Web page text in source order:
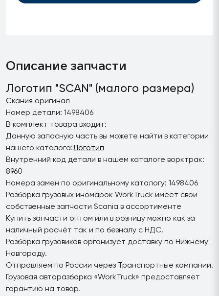
Описание запчасти
Логотип "SCAN" (малого размера)
Скания оригинал
Номер детали: 1498406
В комплект товара входит:
Данную запасную часть вы можете найти в категории
нашего каталога:Логотип
Внутренний код детали в нашем каталоге ворктрак:
8960
Номера замен по оригинальному каталогу: 1498406
Разборка грузовых иномарок WorkTruck имеет свои
собственные запчасти Scania в ассортименте
Купить запчасти оптом или в розницу можно как за
наличный расчёт так и по безналу с НДС.
Разборка грузовиков организует доставку по Нижнему
Новгороду.
Отправляем по России через Транспортные компании.
Грузовая авторазборка «WorkTruck» предоставляет
гарантию на товар.